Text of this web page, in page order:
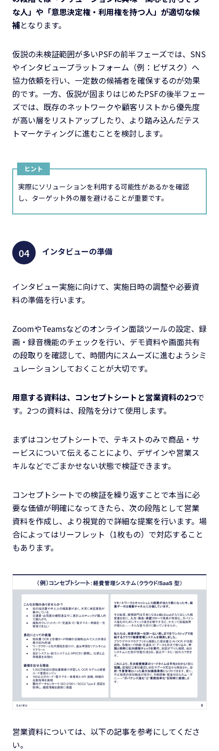
な人」や「意思決定権・利用権を持つ人」が適切な候
補となります。
仮説の未検証範囲が多いPSFの前半フェーズでは、SNS
やインタビュープラットフォーム（例：ビザスク）へ
協力依頼を行い、一定数の候補者を確保するのが効果
的です。一方、仮説が固まりはじめたPSFの後半フェー
ズでは、既存のネットワークや顧客リストから優先度
が高い層をリストアップしたり、より踏み込んだテス
トマーケティングに進むことを検討します。
ヒント
実際にソリューションを利用する可能性があるかを確認
し、ターゲット外の層を避けることが重要です。
インタビューの準備
インタビュー実施に向けて、実施日時の調整や必要資
料の準備を行います。
ZoomやTeamsなどのオンライン面談ツールの設定、録
画・録音機能のチェックを行い、デモ資料や画面共有
の段取りを確認して、時間内にスムーズに進むようシミ
ュレーションしておくことが大切です。
用意する資料は、コンセプトシートと営業資料の2つで
す。2つの資料は、段階を分けて使用します。
まずはコンセプトシートで、テキストのみで商品・サ
ービスについて伝えることにより、デザインや営業ス
キルなどでごまかせない状態で検証できます。
コンセプトシートでの検証を繰り返すことで本当に必
要な価値が明確になってきたら、次の段階として営業
資料を作成し、より視覚的で詳細な提案を行います。場
合によってはリーフレット（1枚もの）で対応すること
もあります。
営業資料については、以下の記事を参考にしてくださ
い。